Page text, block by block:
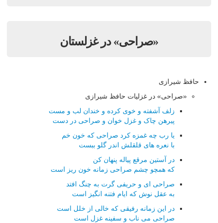
«صراحی» در غزلستان
حافظ شیرازی
«صراحی» در غزلیات حافظ شیرازی
زلف آشفته و خوی کرده و خندان لب و مست
پیرهن چاک و غزل خوان و صراحی در دست
یا رب چه غمزه کرد صراحی که خون خم
با نعره های قلقلش اندر گلو ببست
در آستین مرقع پیاله پنهان کن
که همچو چشم صراحی زمانه خون ریز است
صراحی ای و حریفی گرت به چنگ افتد
به عقل نوش که ایام فتنه انگیز است
در این زمانه رفیقی که خالی از خلل است
صراحی می ناب و سفینه غزل است